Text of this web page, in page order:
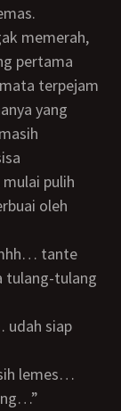
pertama
terpejam
yang
pulih
oleh
tulang-tulang